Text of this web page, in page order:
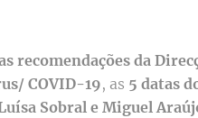
recomendações da
COVID-19, as 5 datas
Sobral e Miguel